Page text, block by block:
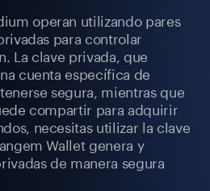
operan utilizando pares
para controlar
La clave privada, que
cuenta específica de
segura, mientras que
compartir para adquirir
necesitas utilizar la clave
Wallet genera y
de manera segura